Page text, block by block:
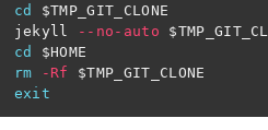
cd
$TMP_GIT_CLONE
jekyll
--no-auto
cd
$HOME
rm
-Rf
$TMP_GIT_CLONE
exit